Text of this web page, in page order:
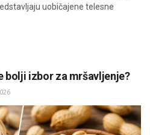
uobičajene telesne
bolji izbor za mršavljenje?